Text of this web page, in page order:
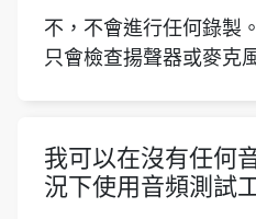
不，不會進行任何錄製
只會檢查揚聲器或麥克
我可以在沒有任何
況下使用音頻測試